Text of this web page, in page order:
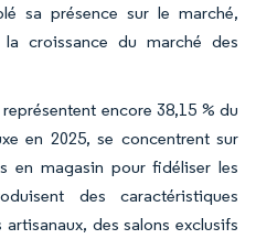
sa présence sur le marché,
croissance du marché des
encore 38,15 % du
en 2025, se concentrent sur
en magasin pour fidéliser les
des caractéristiques
des salons exclusifs